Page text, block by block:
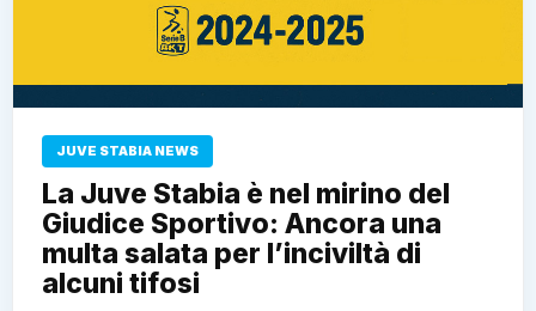
JUVE STABIA NEWS
La Juve Stabia è nel mirino del
Giudice Sportivo: Ancora una
multa salata per l’inciviltà di
alcuni tifosi